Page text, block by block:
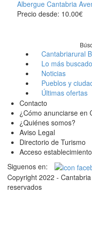
Albergue Cantabria
Precio desde: 10.00€
Cantabriarural
Lo más
Noticias
Pueblos y
Últimas ofertas
Contacto
¿Cómo anunciarse en
¿Quiénes somos?
Aviso Legal
Directorio de Turismo
Acceso
Siguenos en:
Copyright 2022 -
reservados